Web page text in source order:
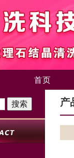
首页
产